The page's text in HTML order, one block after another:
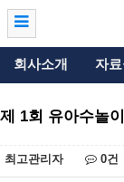
회사소개 자료
제 1회 유아수놀
최고관리자 0건